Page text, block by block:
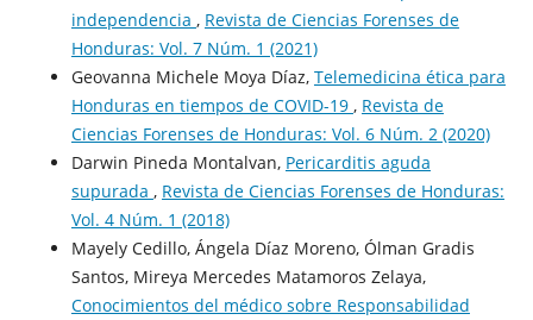
independencia , Revista de Ciencias Forenses de
Honduras: Vol. 7 Núm. 1 (2021)
Geovanna Michele Moya Díaz, Telemedicina ética para
Honduras en tiempos de COVID-19 , Revista de
Ciencias Forenses de Honduras: Vol. 6 Núm. 2 (2020)
Darwin Pineda Montalvan, Pericarditis aguda
supurada , Revista de Ciencias Forenses de Honduras:
Vol. 4 Núm. 1 (2018)
Mayely Cedillo, Ángela Díaz Moreno, Ólman Gradis
Santos, Mireya Mercedes Matamoros Zelaya,
Conocimientos del médico sobre Responsabilidad